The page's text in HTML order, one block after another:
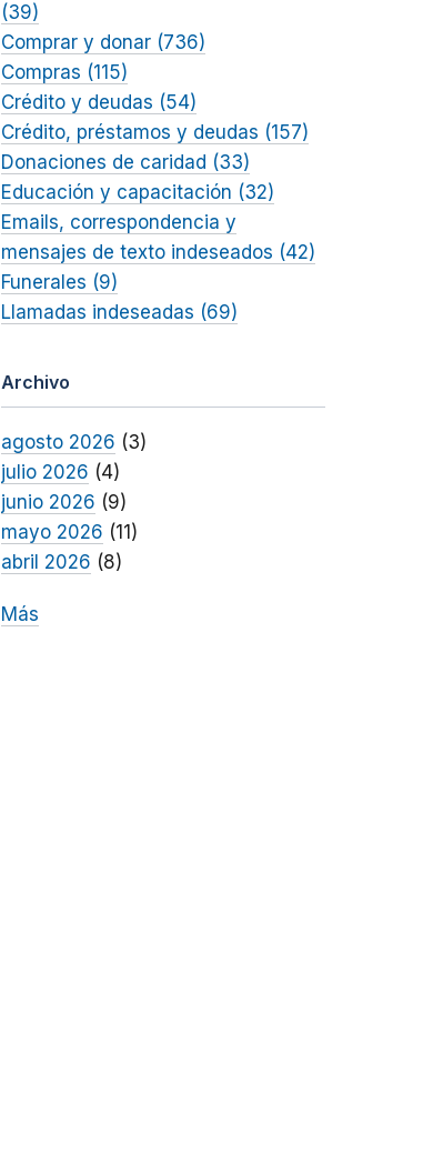
(39)
Comprar y donar (736)
Compras (115)
Crédito y deudas (54)
Crédito, préstamos y deudas (157)
Donaciones de caridad (33)
Educación y capacitación (32)
Emails, correspondencia y
mensajes de texto indeseados (42)
Funerales (9)
Llamadas indeseadas (69)
Archivo
agosto 2026 (3)
julio 2026 (4)
junio 2026 (9)
mayo 2026 (11)
abril 2026 (8)
Más